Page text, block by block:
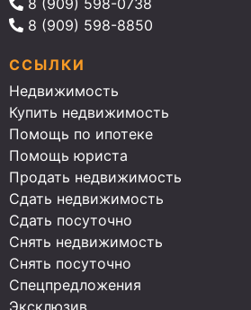
8 (909) 598-0738
8 (909) 598-8850
ССЫЛКИ
Недвижимость
Купить недвижимость
Помощь по ипотеке
Помощь юриста
Продать недвижимость
Сдать недвижимость
Сдать посуточно
Снять недвижимость
Снять посуточно
Спецпредложения
Эксклюзив